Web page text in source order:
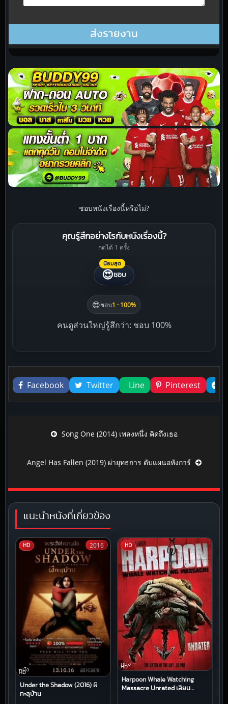
ชอบหนังเรื่องนี้หรือไม่?
คุณรู้สึกอย่างไรกับหนังเรื่องนี้?
กดได้ 1 ครั้ง
นิยมสุด
😍ชอบ
😍ชอบ1 · 100%
คนดูส่วนใหญ่รู้สึกว่า: ชอบ 100%
Liked this
Facebook
Twitter Line Pinterest
Post navigationSong One (2014) เพลงหนึ่ง คิดถึงเธอ
Angel Has Fallen (2019) ผ่ายุทธการ ดับแผนอหังการ์
แนะนำหนังที่เกี่ยวข้อง
HD
หนัง
HD
Under the Shadow (2016) ผี
ทะลุบ้าน
2016 HD
หนัง
HD
Harpoon Whale Watching
Massacre Unrated เสียบ